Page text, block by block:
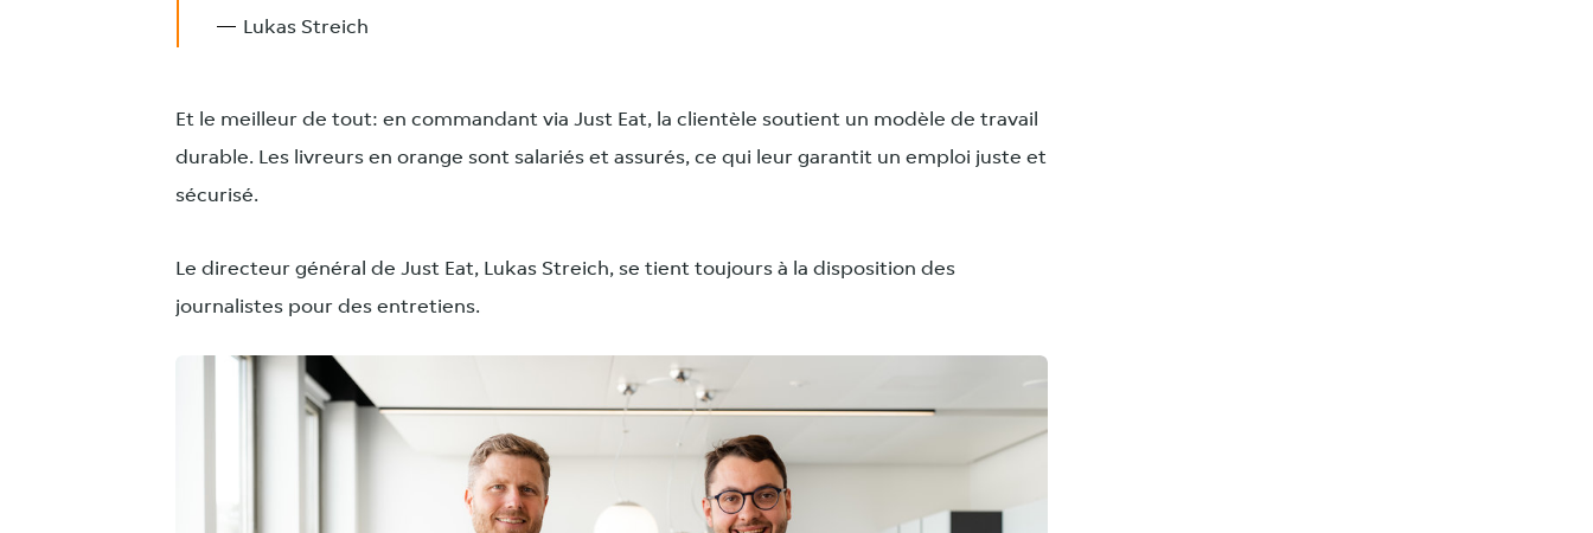
Lukas Streich
Et le meilleur de tout: en commandant via Just Eat, la clientèle soutient un modèle de travail
durable. Les livreurs en orange sont salariés et assurés, ce qui leur garantit un emploi juste et
sécurisé.
Le directeur général de Just Eat, Lukas Streich, se tient toujours à la disposition des
journalistes pour des entretiens.